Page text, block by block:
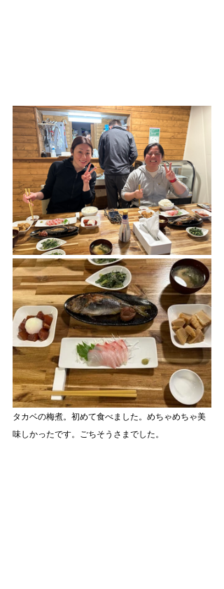
タカベの梅煮。初めて食べました。めちゃめちゃ美
味しかったです。ごちそうさまでした。